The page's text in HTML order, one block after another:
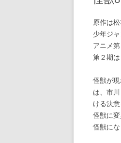
原作は
少年ジ
アニメ
第２期は
怪獣が
は、市
ける決
怪獣に
怪獣に